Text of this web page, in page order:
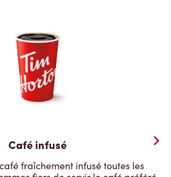
Café infusé
fraîchement infusé toutes les